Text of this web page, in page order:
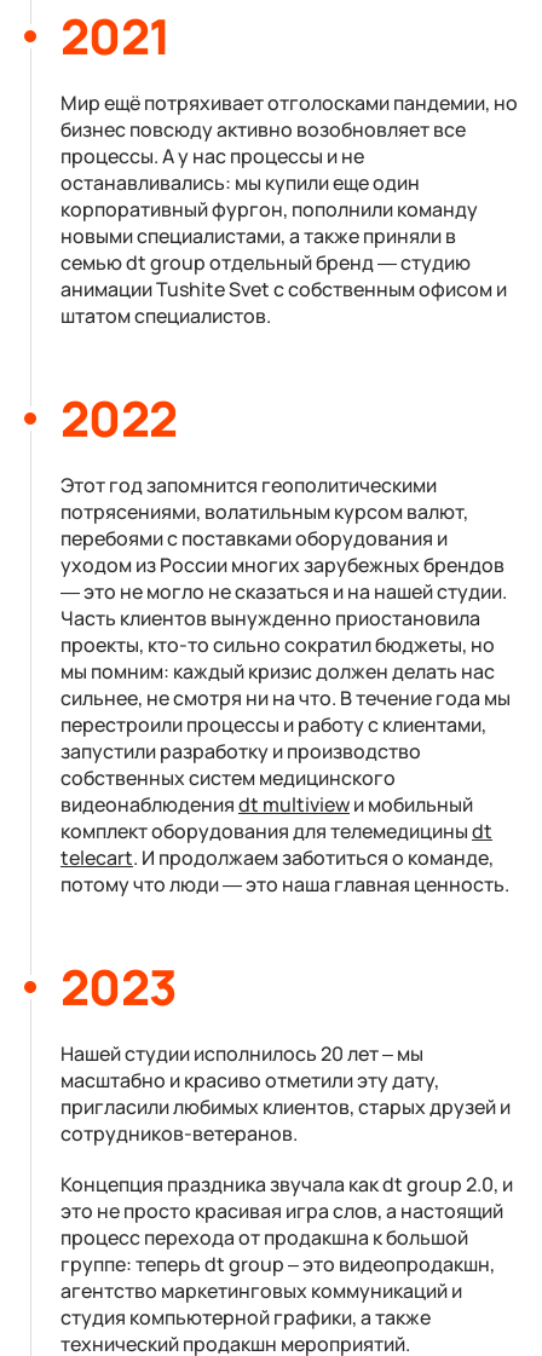
2021
Мир ещё потряхивает отголосками пандемии, но
бизнес повсюду активно возобновляет все
процессы. А у нас процессы и не
останавливались: мы купили еще один
корпоративный фургон, пополнили команду
новыми специалистами, а также приняли в
семью dt group отдельный бренд — студию
анимации Tushite Svet с собственным офисом и
штатом специалистов.
2022
Этот год запомнится геополитическими
потрясениями, волатильным курсом валют,
перебоями с поставками оборудования и
уходом из России многих зарубежных брендов
— это не могло не сказаться и на нашей студии.
Часть клиентов вынужденно приостановила
проекты, кто-то сильно сократил бюджеты, но
мы помним: каждый кризис должен делать нас
сильнее, не смотря ни на что. В течение года мы
перестроили процессы и работу с клиентами,
запустили разработку и производство
собственных систем медицинского
видеонаблюденияdt multiviewи мобильный
комплект оборудования для телемедициныdt
telecart. И продолжаем заботиться о команде,
потому что люди — это наша главная ценность.
2023
Нашей студии исполнилось 20 лет – мы
масштабно и красиво отметили эту дату,
пригласили любимых клиентов, старых друзей и
сотрудников-ветеранов.
Концепция праздника звучала как dt group 2.0, и
это не просто красивая игра слов, а настоящий
процесс перехода от продакшна к большой
группе: теперь dt group – это видеопродакшн,
агентство маркетинговых коммуникаций и
студия компьютерной графики, а также
технический продакшн мероприятий.